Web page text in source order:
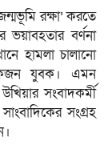
রক্ষা’ করতে
ভয়াবহতার বর্ণনা
হামলা চালানো
যুবক। এমন
সংবাদকর্মী
সংগ্রহ